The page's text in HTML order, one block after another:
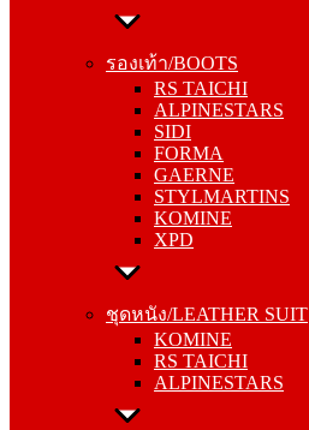
รองเท้า/BOOTS
RS TAICHI
ALPINESTARS
SIDI
FORMA
GAERNE
STYLMARTINS
KOMINE
XPD
ชุดหนัง/LEATHER SUIT
KOMINE
RS TAICHI
ALPINESTARS
รองเท้า/BOOTS
ALPINESTARS
SIDI
FORMA
GAERNE
STYLMARTINS
KOMINE
XPD
ชุดหนัง/LEATHER SUIT
RS TAICHI
ALPINESTARS
การ์ด/PROTECTOR